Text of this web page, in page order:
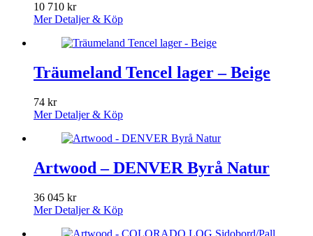
10 710 kr
Mer Detaljer & Köp
Träumeland Tencel lager – Beige
74 kr
Mer Detaljer & Köp
Artwood – DENVER Byrå Natur
36 045 kr
Mer Detaljer & Köp